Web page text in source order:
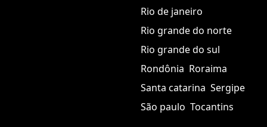
Rio de janeiro
Rio grande do norte
Rio grande do sul
Rondônia Roraima
Santa catarina Sergipe
São paulo Tocantins